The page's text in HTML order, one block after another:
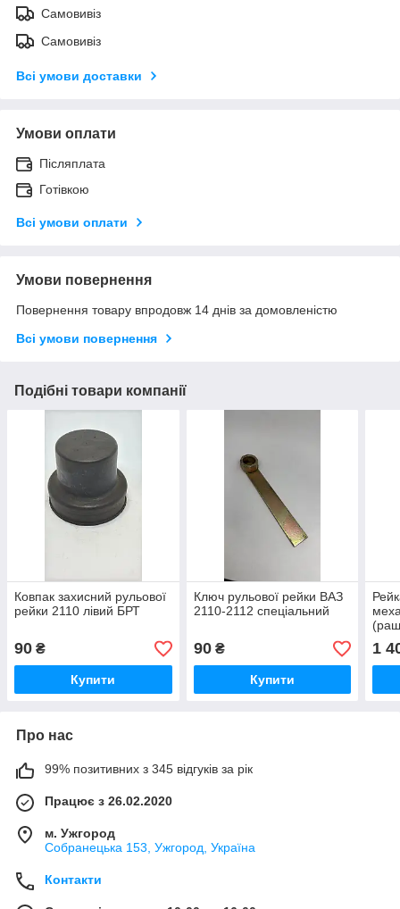
Самовивіз
Самовивіз
Всі умови доставки
Умови оплати
Післяплата
Готівкою
Всі умови оплати
Умови повернення
Повернення товару впродовж 14 днів за домовленістю
Всі умови повернення
Подібні товари компанії
Ковпак захисний рульової
рейки 2110 лівий БРТ
90 ₴
Купити
Ключ рульової рейки ВАЗ
2110-2112 спеціальний
90₴
Купити
1
Про нас
99% позитивних з 345 відгуків за рік
Працює з 26.02.2020
м. Ужгород
Собранецька 153, Ужгород, Україна
Контакти